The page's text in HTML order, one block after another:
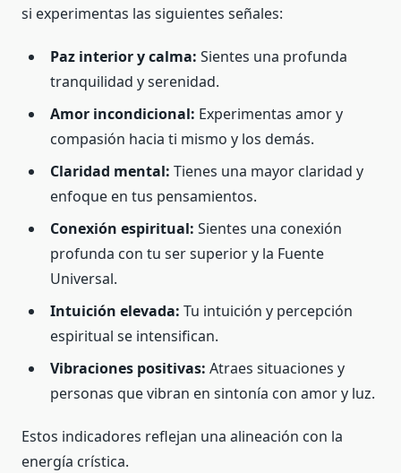
si experimentas las siguientes señales:
Paz interior y calma: Sientes una profunda
tranquilidad y serenidad.
Amor incondicional: Experimentas amor y
compasión hacia ti mismo y los demás.
Claridad mental: Tienes una mayor claridad y
enfoque en tus pensamientos.
Conexión espiritual: Sientes una conexión
profunda con tu ser superior y la Fuente
Universal.
Intuición elevada: Tu intuición y percepción
espiritual se intensifican.
Vibraciones positivas: Atraes situaciones y
personas que vibran en sintonía con amor y luz.
Estos indicadores reflejan una alineación con la
energía crística.